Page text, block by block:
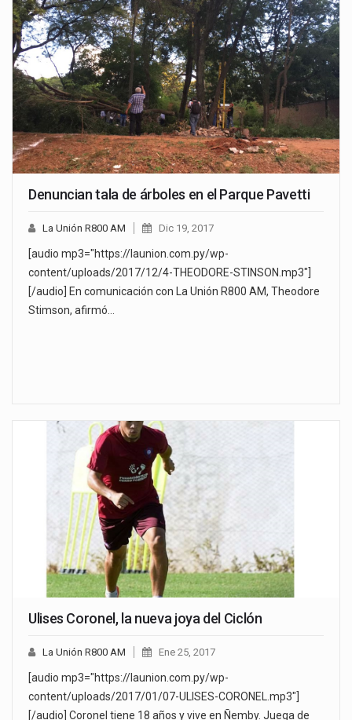
Denuncian tala de árboles en el Parque Pavetti
La Unión R800 AM Dic 19, 2017
[audio mp3="https://launion.com.py/wp-
content/uploads/2017/12/4-THEODORE-STINSON.mp3"]
[/audio] En comunicación con La Unión R800 AM, Theodore
Stimson, afirmó…
Ulises Coronel, la nueva joya del Ciclón
La Unión R800 AM Ene 25, 2017
[audio mp3="https://launion.com.py/wp-
content/uploads/2017/01/07-ULISES-CORONEL.mp3"]
[/audio] Coronel tiene 18 años y vive en Ñemby. Juega de